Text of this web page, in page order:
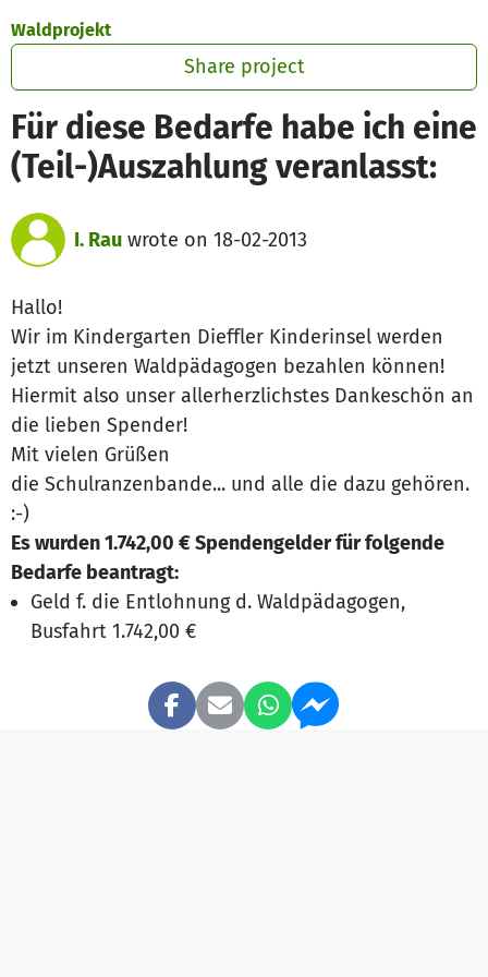
Waldprojekt
Share project
Für diese Bedarfe habe ich eine
(Teil-)Auszahlung veranlasst:
I. Rau wrote on 18-02-2013
Hallo!
Wir im Kindergarten Dieffler Kinderinsel werden
jetzt unseren Waldpädagogen bezahlen können!
Hiermit also unser allerherzlichstes Dankeschön an
die lieben Spender!
Mit vielen Grüßen
die Schulranzenbande... und alle die dazu gehören.
:-)
Es wurden 1.742,00 € Spendengelder für folgende
Bedarfe beantragt:
Geld f. die Entlohnung d. Waldpädagogen,
Busfahrt 1.742,00 €